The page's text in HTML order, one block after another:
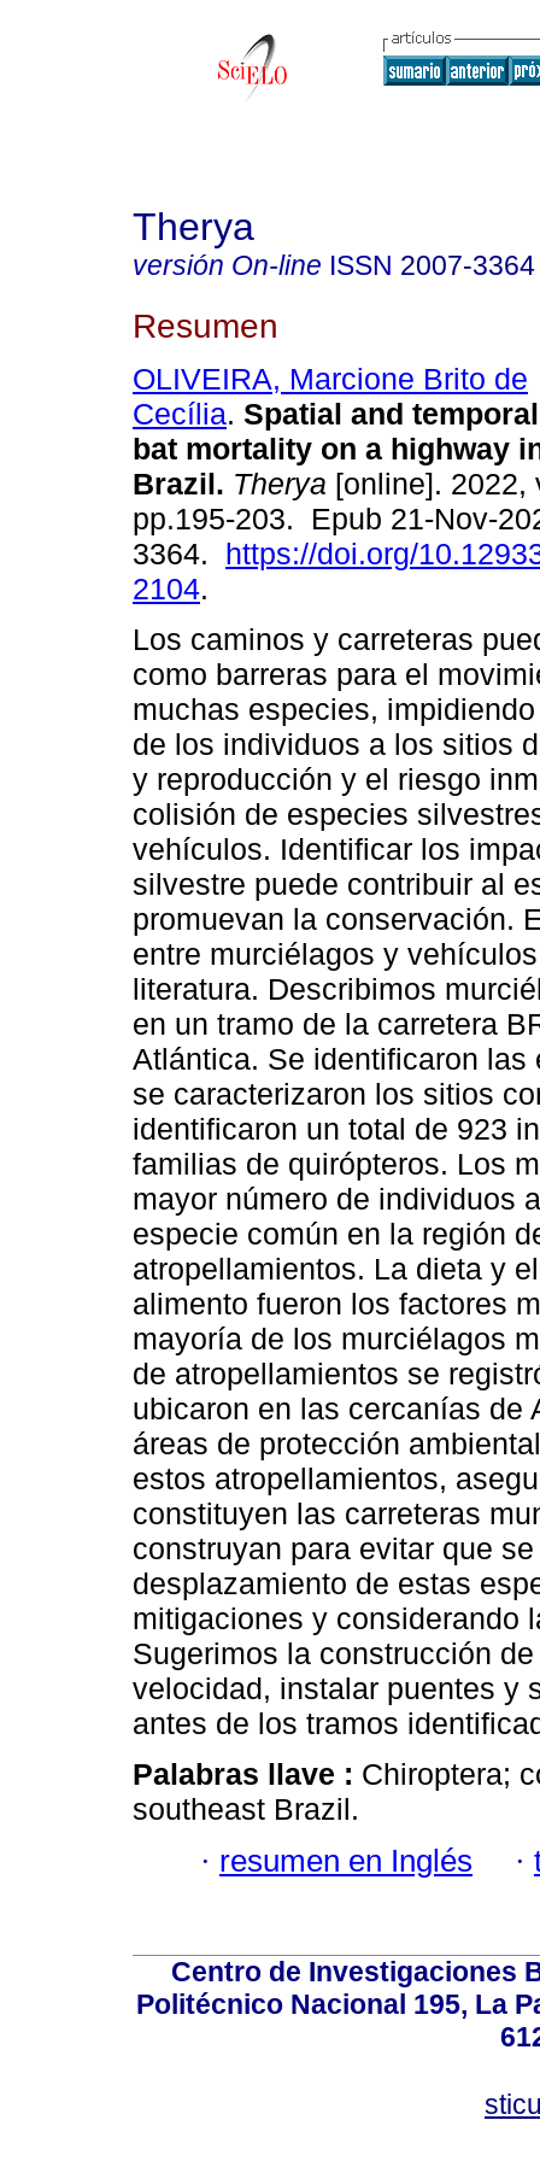
Therya
versión On-line ISSN 2007-3364
Resumen
OLIVEIRA, Marcione Brito de
Cecília. Spatial and
bat mortality on a highway
Brazil. Therya [online]. 2022,
pp.195-203. Epub 21-Nov-
3364. https://doi.org/
2104.
Los caminos y carreteras
como barreras para el
muchas especies,
de los individuos a los sitios
y reproducción y el riesgo
colisión de especies
vehículos. Identificar los
silvestre puede contribuir al
promuevan la conservación.
entre murciélagos y
literatura. Describimos
en un tramo de la carretera
Atlántica. Se identificaron
se caracterizaron los sitios
identificaron un total de 923
familias de quirópteros. Los
mayor número de individuos
especie común en la región
atropellamientos. La dieta y
alimento fueron los factores
mayoría de los murciélagos
de atropellamientos se
ubicaron en las cercanías de
áreas de protección
estos atropellamientos,
constituyen las carreteras
construyan para evitar que
desplazamiento de estas
mitigaciones y considerando
Sugerimos la construcción
velocidad, instalar puentes y
antes de los tramos
Palabras llave : Chiroptera;
southeast Brazil.
· resumen en Inglés ·
Centro de Investigaciones
Politécnico Nacional 195, La